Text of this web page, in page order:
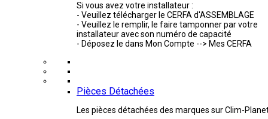
Si vous avez votre installateur :
- Veuillez télécharger le CERFA d'ASSEMBLAGE
- Veuillez le remplir, le faire tamponner par votre
installateur avec son numéro de capacité
- Déposez le dans Mon Compte --> Mes CERFA
Pièces Détachées
Les pièces détachées des marques sur Clim-